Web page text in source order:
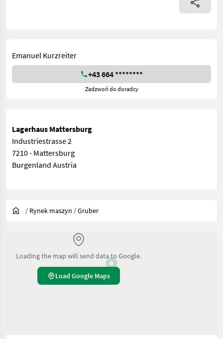
Emanuel Kurzreiter
+43 664 ********
Zadzwoń do doradcy
Lagerhaus Mattersburg
Industriestrasse 2
7210 - Mattersburg
Burgenland Austria
/ Rynek maszyn /Gruber
Loading the map will send data to Google.
Load Google Maps